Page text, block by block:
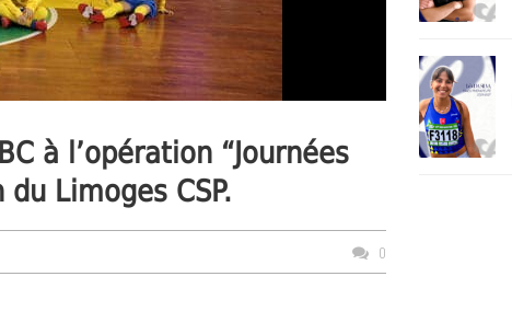
à l’opération “Journées
Limoges CSP.
0